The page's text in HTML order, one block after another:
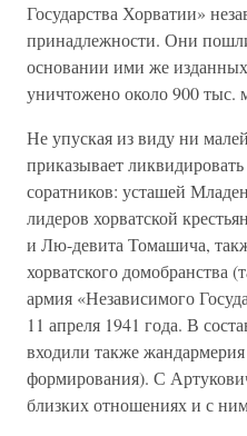
Государства Хорватии»
принадлежности. Они
основании ими же
уничтожено около 900
Не упуская из виду ни
приказывает
соратников: усташей
лидеров хорватской
и Лю-девита Томашича,
хорватского домобранства
армия «Независимого
11 апреля 1941 года. В
входили также
формирования). С
близких отношениях и с